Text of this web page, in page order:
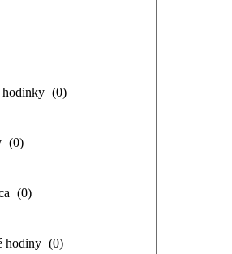
hodinky (0)
(0)
(0)
hodiny (0)